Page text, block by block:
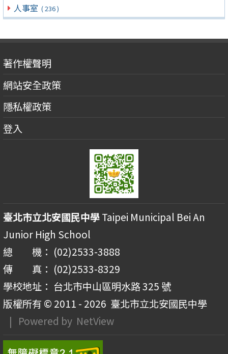
人事室 ( 236 )
著作權聲明
網站安全政策
隱私權政策
登入
臺北市立北安國民中學Taipei Municipal Bei An
Junior High School
總 機： (02)2533-3888
傳 真： (02)2533-8329
學校地址： 台北市中山區明水路 325 號
版權所有 © 2011 - 2026 臺北市立北安國民中學
| Powered by NetView